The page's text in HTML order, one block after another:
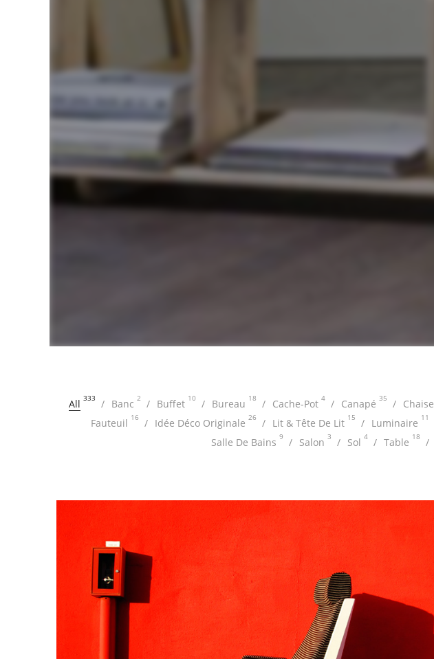
All 333 Banc 2 Buffet 10 Bureau 18 Cache-Pot 4 Canapé 35 Chaise
Fauteuil 16 Idée Déco Originale 26 Lit & Tête De Lit 15 Luminaire 11
Salle De Bains 9 Salon 3 Sol 4 Table 18